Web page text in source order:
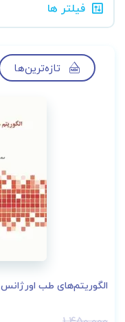
فیلتر ها
تازه‌ترین‌ها
الگوریتم‌های طب اورژانس